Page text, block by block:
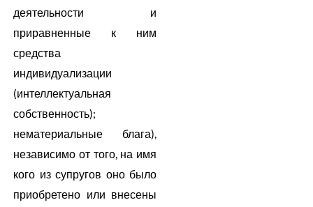
деятельности и
приравненные к ним
средства
индивидуализации
(интеллектуальная
собственность);
нематериальные блага),
независимо от того, на имя
кого из супругов оно было
приобретено или внесены